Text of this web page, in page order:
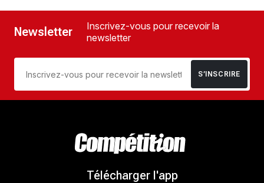
Newsletter
Inscrivez-vous pour recevoir la
newsletter
S’INSCRIRE
Télécharger l'app